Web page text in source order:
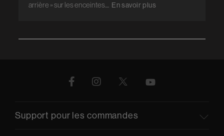
arrière » sur les enceintes....
En savoir plus
Support pour les commandes